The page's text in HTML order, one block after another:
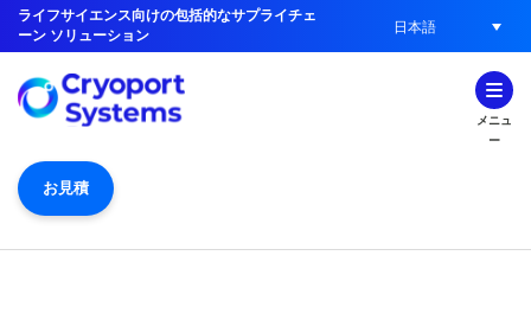
ライフサイエンス向けの包括的なサプライチェ
ーン ソリューション
日本語
メニュ
ー
お見積